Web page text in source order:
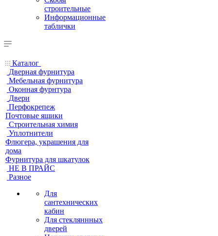
строительные
Информационные
таблички
Каталог
Дверная фурнитура
Мебельная фурнитура
Оконная фурнтура
Двери
Перфокрепеж
Почтовые ящики
Строительная химия
Уплотнители
Флюгера, украшения для
дома
Фурнитура для шкатулок
НЕ В ПРАЙС
Разное
Для
сантехнических
кабин
Для стекляннных
дверей